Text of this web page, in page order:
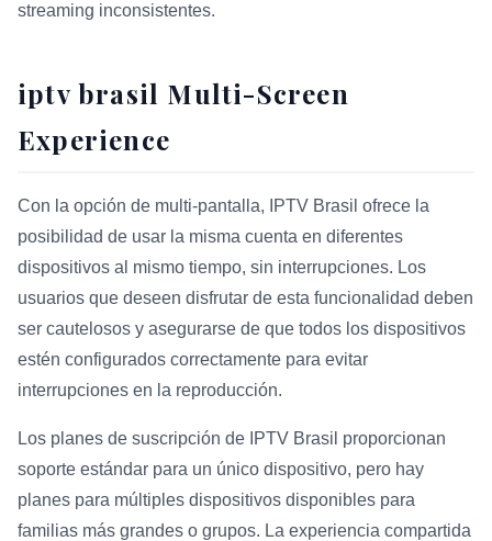
streaming inconsistentes.
iptv brasil Multi-Screen
Experience
Con la opción de multi-pantalla, IPTV Brasil ofrece la
posibilidad de usar la misma cuenta en diferentes
dispositivos al mismo tiempo, sin interrupciones. Los
usuarios que deseen disfrutar de esta funcionalidad deben
ser cautelosos y asegurarse de que todos los dispositivos
estén configurados correctamente para evitar
interrupciones en la reproducción.
Los planes de suscripción de IPTV Brasil proporcionan
soporte estándar para un único dispositivo, pero hay
planes para múltiples dispositivos disponibles para
familias más grandes o grupos. La experiencia compartida